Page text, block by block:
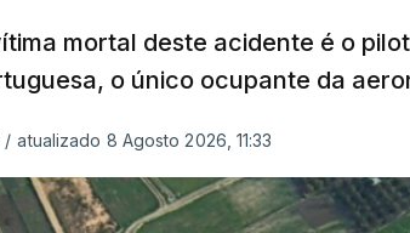
ERRO 100
ERROR ON HTML5 MEDIA ELEMENT
ESTE CONTEÚDO ESTÁ NESTE
mortal deste acidente é o
o único ocupante da
/ atualizado 8 Agosto 2026, 11:33